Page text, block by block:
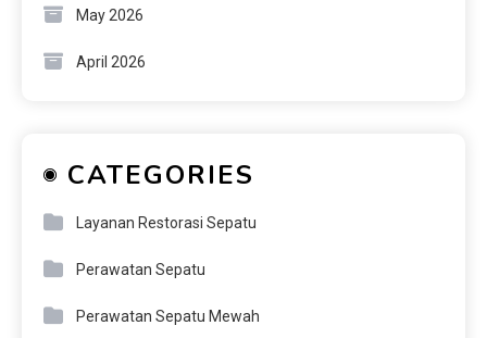
May 2026
April 2026
CATEGORIES
Layanan Restorasi Sepatu
Perawatan Sepatu
Perawatan Sepatu Mewah